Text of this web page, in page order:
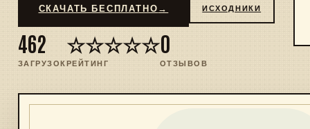
СКАЧАТЬ БЕСПЛАТНО → ИСХОДНИКИ
462
ЗАГРУЗОК
☆☆☆☆☆
РЕЙТИНГ
0
ОТЗЫВОВ